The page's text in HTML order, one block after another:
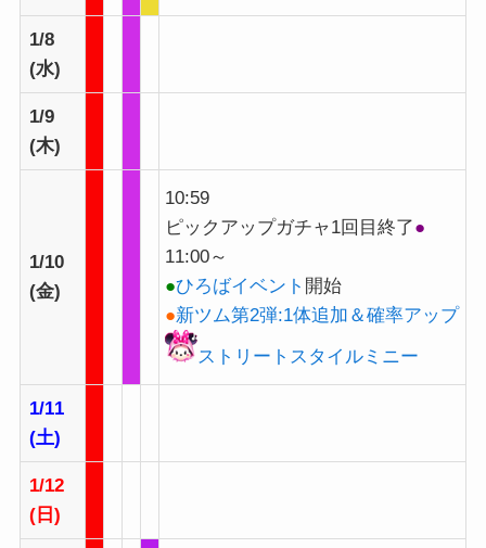
1/8
(水)
1/9
(木)
1/10
(金)
10:59
ピックアップガチャ1回目終了●
11:00～
●ひろばイベント 開始
●新ツム第2弾:1体追加＆確率アップ
ストリートスタイルミニー
1/11
(土)
1/12
(日)